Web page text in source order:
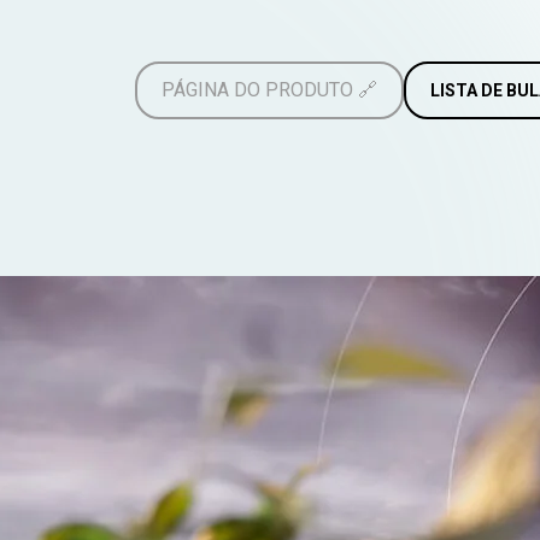
PÁGINA DO PRODUTO 🔗 LISTA DE